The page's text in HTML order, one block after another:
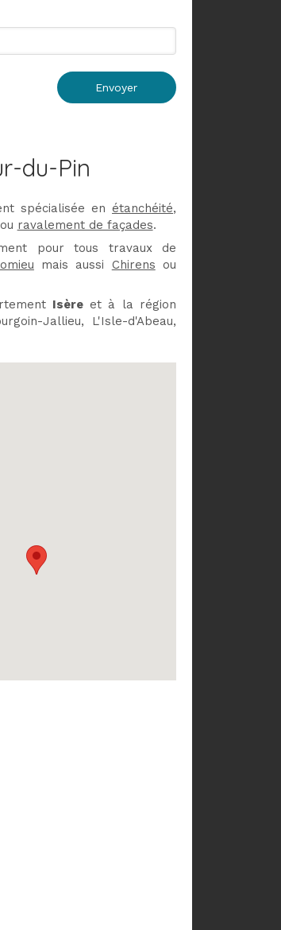
Envoyer
du-Pin
spécialisée enétanchéité,
ou ravalement de façades.
pour tous travaux de
mais aussi Chirens ou
Isèreet à la région
Jallieu, L'Isle-d'Abeau,